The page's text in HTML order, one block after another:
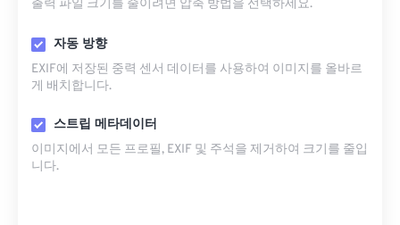
출력 파일 크기를 줄이려면 압축 방법을 선택하세요.
자동 방향
EXIF에 저장된 중력 센서 데이터를 사용하여 이미지를 올바르
게 배치합니다.
스트립 메타데이터
이미지에서 모든 프로필, EXIF ​​및 주석을 제거하여 크기를 줄입
니다.